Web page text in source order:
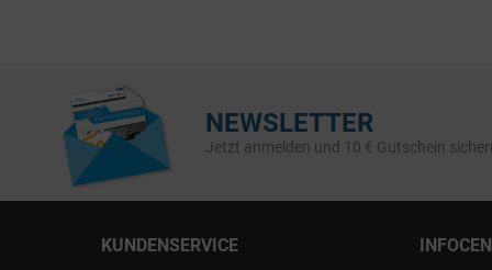
NEWSLETTER
Jetzt anmelden und 10 € Gutschein
KUNDENSERVICE